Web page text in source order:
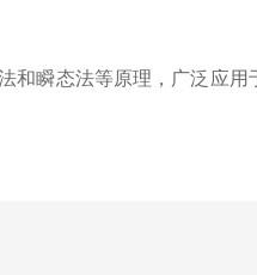
瞬态法等原理，广泛应用